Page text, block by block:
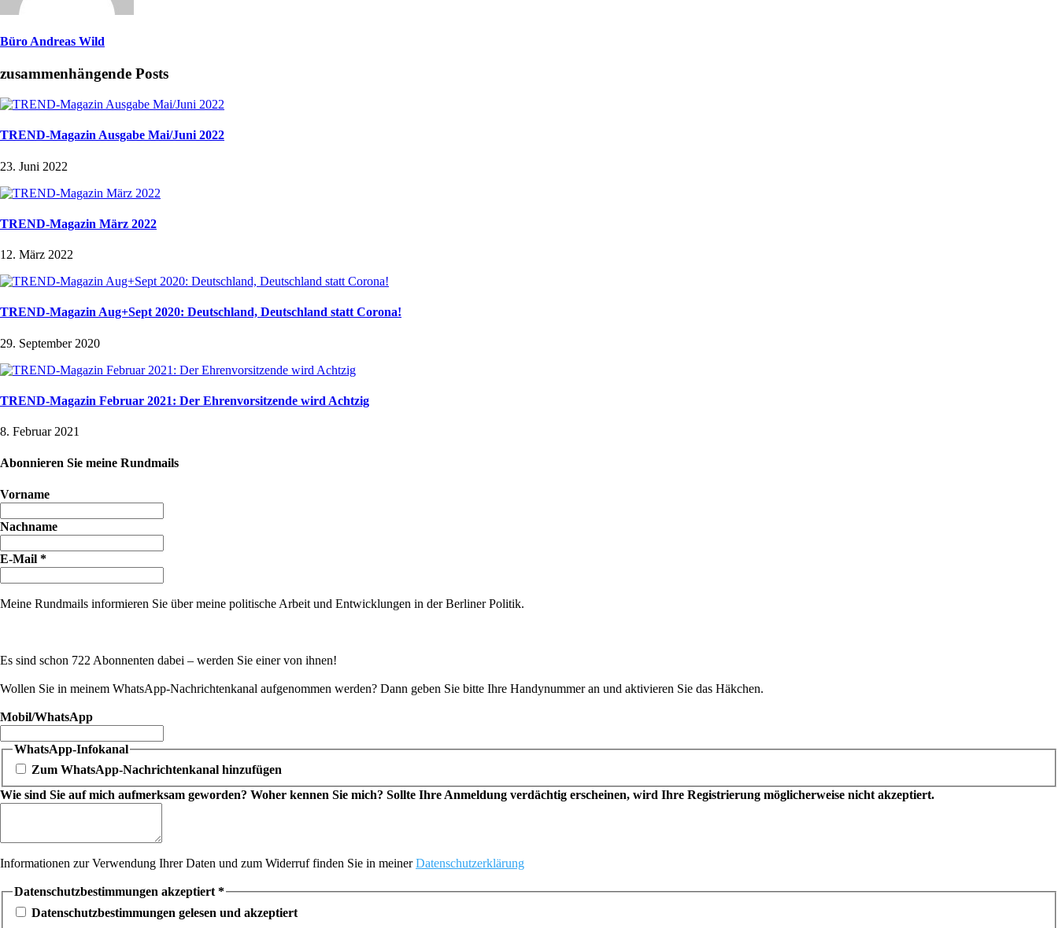
Büro Andreas Wild
zusammenhängende Posts
TREND-Magazin Ausgabe Mai/Juni 2022
23. Juni 2022
TREND-Magazin März 2022
12. März 2022
TREND-Magazin Aug+Sept 2020: Deutschland, Deutschland statt Corona!
29. September 2020
TREND-Magazin Februar 2021: Der Ehrenvorsitzende wird Achtzig
8. Februar 2021
Abonnieren Sie meine Rundmails
Vorname
Nachname
E-Mail *
Meine Rundmails informieren Sie über meine politische Arbeit und Entwicklungen in der Berliner Politik.
Es sind schon 722 Abonnenten dabei – werden Sie einer von ihnen!
Wollen Sie in meinem WhatsApp-Nachrichtenkanal aufgenommen werden? Dann geben Sie bitte Ihre Handynummer an und aktivieren Sie das Häkchen.
Mobil/WhatsApp
WhatsApp-Infokanal
Zum WhatsApp-Nachrichtenkanal hinzufügen
Wie sind Sie auf mich aufmerksam geworden? Woher kennen Sie mich? Sollte Ihre Anmeldung verdächtig erscheinen, wird Ihre Registrierung möglicherweise nicht akzeptiert.
Informationen zur Verwendung Ihrer Daten und zum Widerruf finden Sie in meinerDatenschutzerklärung
Datenschutzbestimmungen akzeptiert*
Datenschutzbestimmungen gelesen und akzeptiert